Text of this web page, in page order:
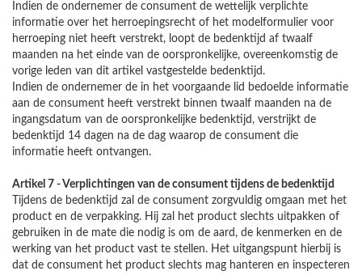
Indien de ondernemer de consument de wettelijk verplichte
informatie over het herroepingsrecht of het modelformulier voor
herroeping niet heeft verstrekt, loopt de bedenktijd af twaalf
maanden na het einde van de oorspronkelijke, overeenkomstig de
vorige leden van dit artikel vastgestelde bedenktijd.
Indien de ondernemer de in het voorgaande lid bedoelde informatie
aan de consument heeft verstrekt binnen twaalf maanden na de
ingangsdatum van de oorspronkelijke bedenktijd, verstrijkt de
bedenktijd 14 dagen na de dag waarop de consument die
informatie heeft ontvangen.
Artikel 7 - Verplichtingen van de consument tijdens de bedenktijd
Tijdens de bedenktijd zal de consument zorgvuldig omgaan met het
product en de verpakking. Hij zal het product slechts uitpakken of
gebruiken in de mate die nodig is om de aard, de kenmerken en de
werking van het product vast te stellen. Het uitgangspunt hierbij is
dat de consument het product slechts mag hanteren en inspecteren